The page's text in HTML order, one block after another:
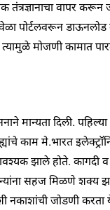
वापर
वेळा पोर्टलवरून
मोजणी कामात
मान्यता दिली.
काम मे.भारत
झाले होते. कागदी
सहज मिळणे शक्य
जोडणी करता